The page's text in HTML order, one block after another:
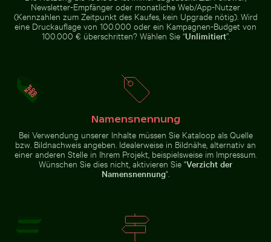
Schwalbenschwanz auf rosa Knospe einer Seerose zwischen
Luftaufnahme der Halbinsel Scotts Head mit
Luftaufnahme der Halbinsel
Scotts Head mit Sendeturm
Leuchtend rosa Lilie mit
Leuchtend rosa Lilie mit Knospen
vor schwarzem Hintergrund
Nebelige Felsen am Niagarafälle, Kraftvolles Wasser
Nebelige Felsen
am Niagarafälle,
Seitenspiegel eines Autos mit
Seitenspiegel eines Autos mit Schnee bedeckt
Newsletter-Empfänger oder monatliche Web/App-Nutzer
(Kennzahlen zum Zeitpunkt des Kaufes, kein Upgrade nötig). Wird
eine Druckauflage von 100.000 oder ein Kampagnen-Budget von
100.000 € überschritten? Wählen Sie “Unlimitiert”.
Namensnennung
Bei Verwendung unserer Inhalte müssen Sie Kataloop als Quelle
bzw. Bildnachweis angeben. Idealerweise in Bildnähe, alternativ an
einer anderen Stelle in Ihrem Projekt, beispielsweise im Impressum.
Wünschen Sie dies nicht, aktivieren Sie "Verzicht der
Namensnennung".